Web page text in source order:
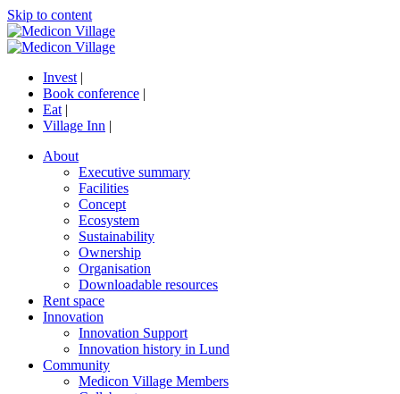
Skip to content
Invest |
Book conference |
Eat |
Village Inn |
About
Executive summary
Facilities
Concept
Ecosystem
Sustainability
Ownership
Organisation
Downloadable resources
Rent space
Innovation
Innovation Support
Innovation history in Lund
Community
Medicon Village Members